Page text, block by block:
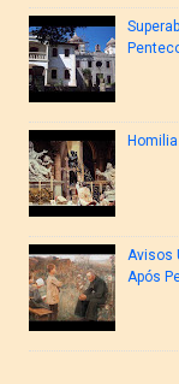
Homilia
Avisos
Após